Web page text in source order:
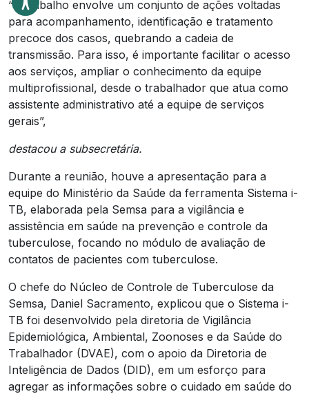
“O trabalho envolve um conjunto de ações voltadas
para acompanhamento, identificação e tratamento
precoce dos casos, quebrando a cadeia de
transmissão. Para isso, é importante facilitar o acesso
aos serviços, ampliar o conhecimento da equipe
multiprofissional, desde o trabalhador que atua como
assistente administrativo até a equipe de serviços
gerais”,
destacou a subsecretária.
Durante a reunião, houve a apresentação para a
equipe do Ministério da Saúde da ferramenta Sistema i-
TB, elaborada pela Semsa para a vigilância e
assistência em saúde na prevenção e controle da
tuberculose, focando no módulo de avaliação de
contatos de pacientes com tuberculose.
O chefe do Núcleo de Controle de Tuberculose da
Semsa, Daniel Sacramento, explicou que o Sistema i-
TB foi desenvolvido pela diretoria de Vigilância
Epidemiológica, Ambiental, Zoonoses e da Saúde do
Trabalhador (DVAE), com o apoio da Diretoria de
Inteligência de Dados (DID), em um esforço para
agregar as informações sobre o cuidado em saúde do